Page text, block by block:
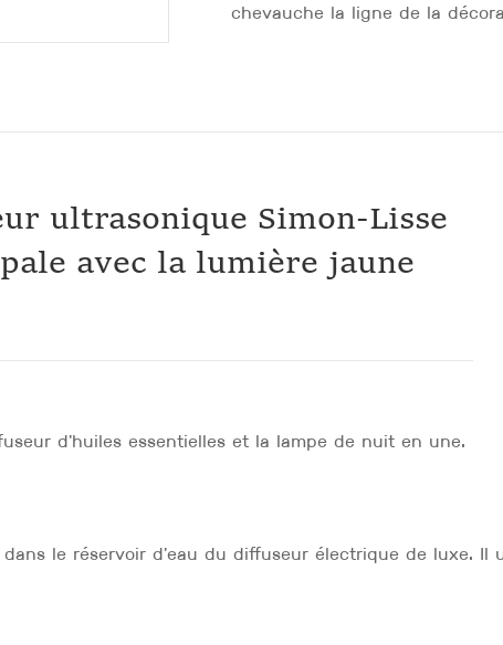
chevauche la ligne de la
ultrasonique Simon-Lisse
avec la lumière jaune
d'huiles essentielles et la lampe de nuit en une.
le réservoir d'eau du diffuseur électrique de luxe.